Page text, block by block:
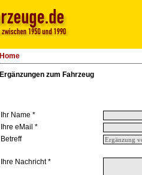
Home
Ergänzungen zum Fahrzeug
Ihr Name *
Ihre eMail *
Betreff
Ihre Nachricht *